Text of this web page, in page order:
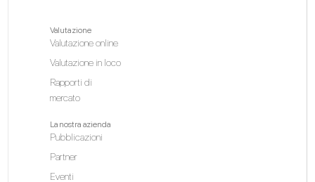
Valutazione
Valutazione online
Valutazione in loco
Rapporti di
mercato
La nostra azienda
Pubblicazioni
Partner
Eventi